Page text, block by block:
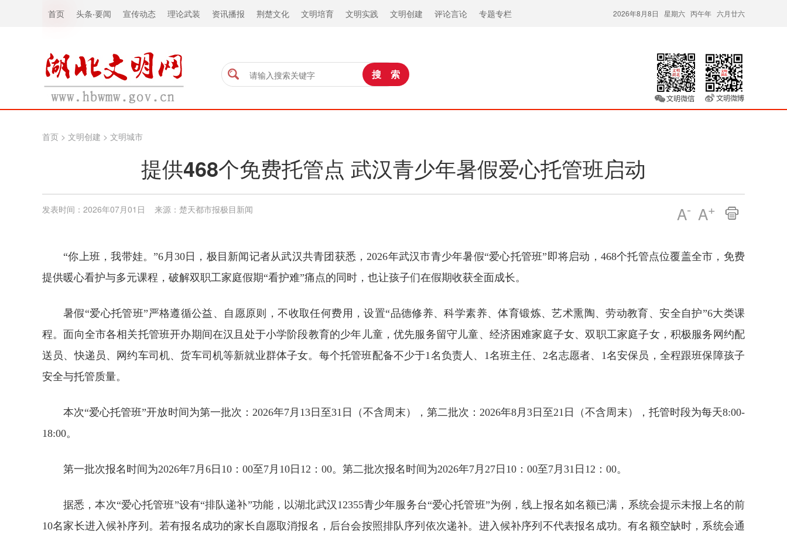
首页 头条·要闻 宣传动态 理论武装 资讯播报 荆楚文化 文明培育 文明实践 文明创建 评论言论 专题专栏 2026年8月8日 星期六 丙午年 六月廿六
首页 > 文明创建 > 文明城市
提供468个免费托管点 武汉青少年暑假爱心托管班启动
A- A+
发表时间：2026年07月01日 来源：楚天都市报极目新闻
“你上班，我带娃。”6月30日，极目新闻记者从武汉共青团获悉，2026年武汉市青少年暑假“爱心托管班”即将启动，468个托管点位覆盖全市，免费
提供暖心看护与多元课程，破解双职工家庭假期“看护难”痛点的同时，也让孩子们在假期收获全面成长。
暑假“爱心托管班”严格遵循公益、自愿原则，不收取任何费用，设置“品德修养、科学素养、体育锻炼、艺术熏陶、劳动教育、安全自护”6大类课
程。面向全市各相关托管班开办期间在汉且处于小学阶段教育的少年儿童，优先服务留守儿童、经济困难家庭子女、双职工家庭子女，积极服务网约配
送员、快递员、网约车司机、货车司机等新就业群体子女。每个托管班配备不少于1名负责人、1名班主任、2名志愿者、1名安保员，全程跟班保障孩子
安全与托管质量。
本次“爱心托管班”开放时间为第一批次：2026年7月13日至31日（不含周末），第二批次：2026年8月3日至21日（不含周末），托管时段为每天8:00-
18:00。
第一批次报名时间为2026年7月6日10：00至7月10日12：00。第二批次报名时间为2026年7月27日10：00至7月31日12：00。
据悉，本次“爱心托管班”设有“排队递补”功能，以湖北武汉12355青少年服务台“爱心托管班”为例，线上报名如名额已满，系统会提示未报上名的前
10名家长进入候补序列。若有报名成功的家长自愿取消报名，后台会按照排队序列依次递补。进入候补序列不代表报名成功。有名额空缺时，系统会通